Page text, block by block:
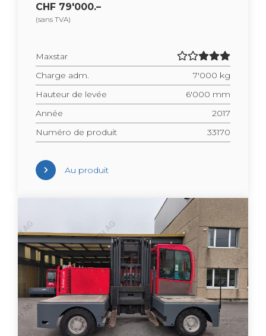
CHF 79'000.–
(sans TVA)
Maxs­tar
Charge adm.
7'000 kg
Hau­teur de levée
6'000 mm
Année
2017
Numéro de pro­duit
33170
Au pro­duit